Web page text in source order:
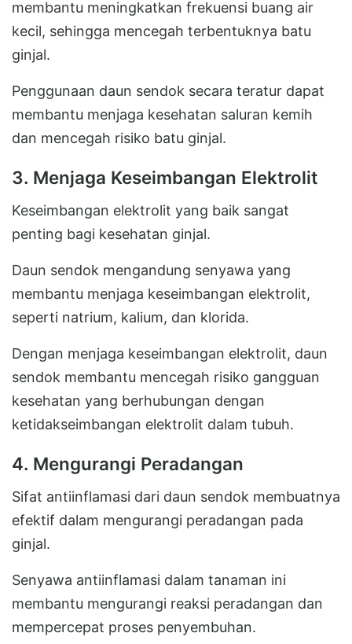
membantu meningkatkan frekuensi buang air
kecil, sehingga mencegah terbentuknya batu
ginjal.
Penggunaan daun sendok secara teratur dapat
membantu menjaga kesehatan saluran kemih
dan mencegah risiko batu ginjal.
3. Menjaga Keseimbangan Elektrolit
Keseimbangan elektrolit yang baik sangat
penting bagi kesehatan ginjal.
Daun sendok mengandung senyawa yang
membantu menjaga keseimbangan elektrolit,
seperti natrium, kalium, dan klorida.
Dengan menjaga keseimbangan elektrolit, daun
sendok membantu mencegah risiko gangguan
kesehatan yang berhubungan dengan
ketidakseimbangan elektrolit dalam tubuh.
4. Mengurangi Peradangan
Sifat antiinflamasi dari daun sendok membuatnya
efektif dalam mengurangi peradangan pada
ginjal.
Senyawa antiinflamasi dalam tanaman ini
membantu mengurangi reaksi peradangan dan
mempercepat proses penyembuhan.